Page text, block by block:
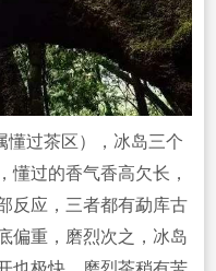
懂过茶区），冰岛三个
懂过的香气香高欠长，
反应，三者都有勐库古
偏重，磨烈次之，冰岛